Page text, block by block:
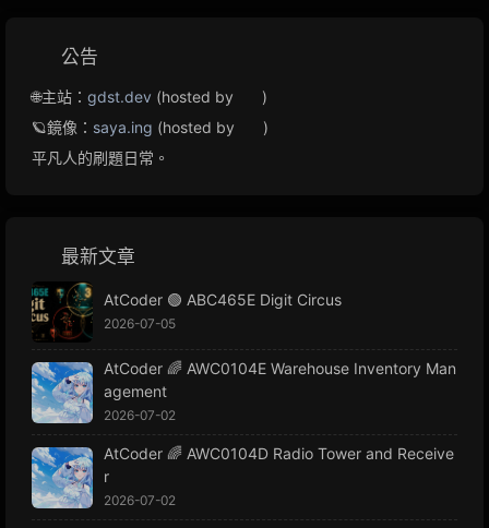
公告
🌐主站： gdst.dev (hosted by
)
🪐鏡像： saya.ing (hosted by
)
平凡人的刷題日常。
最新文章
AtCoder 🟢 ABC465E Digit Circus
2026-07-05
AtCoder 🌈 AWC0104E Warehouse Inventory Man
agement
2026-07-02
AtCoder 🌈 AWC0104D Radio Tower and Receive
r
2026-07-02